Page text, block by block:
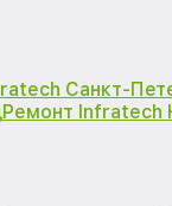
Санкт-
Ремонт Infratech